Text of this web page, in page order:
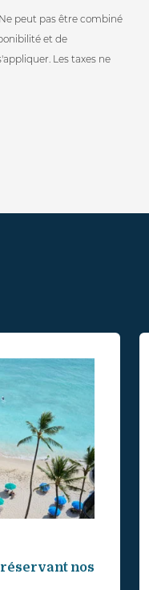
peut pas être combiné
et de
Les taxes ne
nos